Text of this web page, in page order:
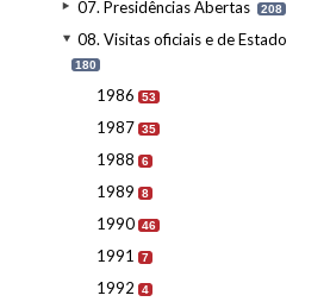
07. Presidências Abertas 208
08. Visitas oficiais e de Estado
180
1986 53
1987 35
1988 6
1989 8
1990 46
1991 7
1992 4